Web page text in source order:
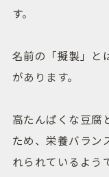
す。
名前の「擬製」と
があります。
高たんぱくな豆腐
ため、栄養バラン
れられているよう